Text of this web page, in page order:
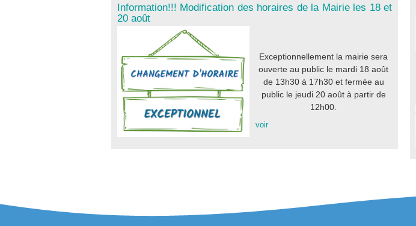
Information!!! Modification des horaires de la Mairie les 18 et
20 août
Exceptionnellement la mairie sera
ouverte au public le mardi 18 août
de 13h30 à 17h30 et fermée au
public le jeudi 20 août à partir de
12h00.
voir